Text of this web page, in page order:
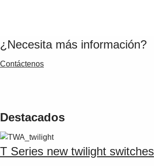
¿Necesita más información?
Contáctenos
Destacados
T Series new twilight switches